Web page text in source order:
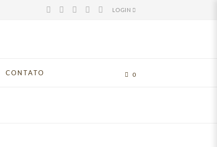
LOGIN
CONTATO 0